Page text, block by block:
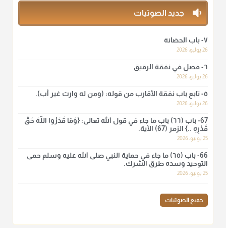
منذ 3 شهر
لا أعلم لدعاء ختم القرآن في الصلاة أصلاً صحيحاً يعتمد عليه من سنة
الرسول صلى الله عليه وسلّم، ولا من عمل الصحابة رضي الله
منذ 3 شهر
أ.د. صالح الشمراني
نرى اليوم بأبصارنا بعض ما رأى العلماء ببصائرهم: "والرافضة ليس
لهم سعي إلا في هدم الإسلام و نقض عراه...فأيامهم في الإسلام
كلها سود" ابن تيمية.
أ.د. صالح الشمراني
جديد الصوتيات
٧- باب الحضانة
26 يوليو، 2026
٦- فصل في نفقة الرقيق
26 يوليو، 2026
٥- تابع باب نفقة الأقارب من قوله: (ومن له وارث غير أب).
26 يوليو، 2026
67- باب (٦٦) باب ما جاء في قول الله تعالى: {وَمَا قَدَرُوا اللَّهَ حَقَّ
قَدْرِهِ ..} الزمر (67) الآية.
25 يونيو، 2026
66- باب (٦٥) ما جاء في حماية النبي صلى الله عليه وسلم حمى
التوحيد وسده طرق الشرك.
25 يونيو، 2026
جميع الصوتيات